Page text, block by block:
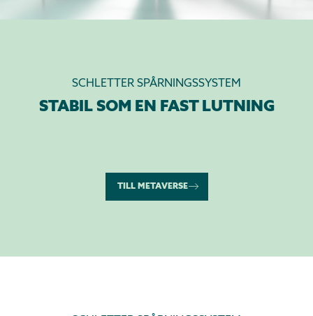
SCHLETTER SPÅRNINGSSYSTEM
STABIL SOM EN FAST LUTNING
TILL METAVERSE